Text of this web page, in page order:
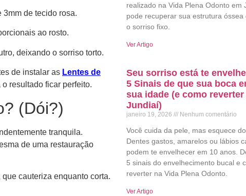
3mm de tecido rosa.
ao rosto.
deixando o sorriso torto.
de instalar as Lentes de
resultado ficar perfeito.
(Dói?)
tranquila.
de uma restauração
cauteriza enquanto corta.
realizado na Vida Plena Odonto em
pode recuperar sua estrutura óssea
o sorriso fixo.
Ver Artigo
Seu sorriso está te
5 Sinais de que sua boca
sua idade (e como reverter
Jundiaí)
janeiro 19, 2026 Nenhum comentário
Você cuida da pele, mas esquece
Dentes gastos, amarelos ou lábios
podem te envelhecer em 10 anos.
5 sinais do envelhecimento bucal e
reverter na Vida Plena Odonto.
Ver Artigo